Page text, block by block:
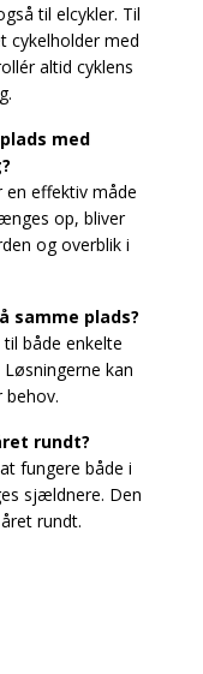
til elcykler. Til
cykelholder med
altid cyklens
med
effektiv måde
op, bliver
og overblik i
samme plads?
til både enkelte
kan
behov.
rundt?
fungere både i
sjældnere. Den
rundt.